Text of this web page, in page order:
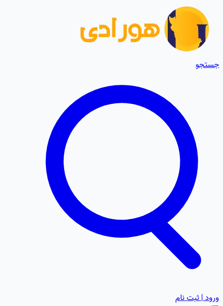
جستجو
ورود | ثبت نام